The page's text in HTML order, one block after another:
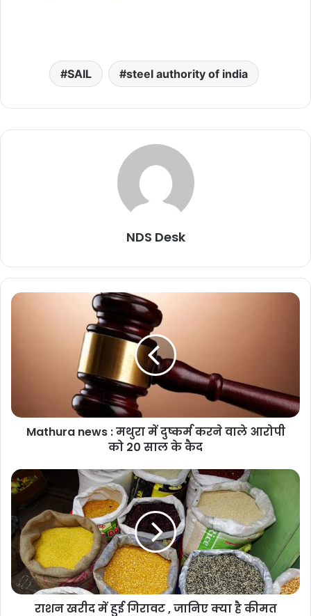
SAIL steel authority of india
NDS Desk
Mathura news : मथुरा में दुष्कर्म करने वाले आरोपी
को 20 साल के कैद
राशन खरीद में हुई गिरावट , जानिए क्या है कीमत